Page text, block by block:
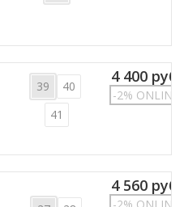
39
40
41
4 400 руб.
-2% ONLINE
4 560 руб.